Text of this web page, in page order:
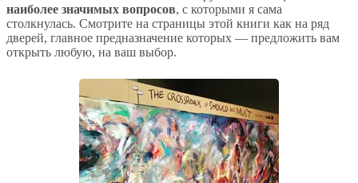
наиболее значимых вопросов, с которыми я сама
столкнулась. Смотрите на страницы этой книги как на ряд
дверей, главное предназначение которых — предложить вам
открыть любую, на ваш выбор.